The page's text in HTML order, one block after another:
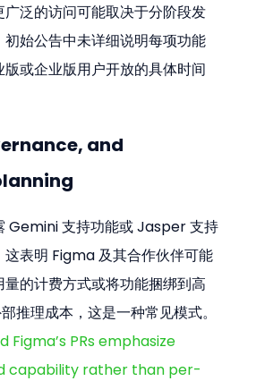
泛的访问可能取决于分阶段发
始公告中未详细说明每项功能
或企业版用户开放的具体时间
and
Gemini 支持功能或 Jasper 支持
这表明 Figma 及其合作伙伴可能
的计费方式或将功能捆绑到高
推理成本，这是一种常见模式。
Figma’s PRs emphasize
capability rather than per-